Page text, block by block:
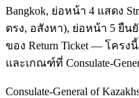
Bangkok, ย่อหน้า 4 แสดง
ตรง, อสังหา), ย่อหน้า 5 ยืนยั
ของ Return Ticket — โครง
และเกณฑ์ที่ Consulate-
Consulate-General of